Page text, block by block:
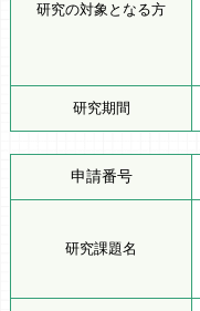
研究の対象となる方
研究期間
申請番号
研究課題名